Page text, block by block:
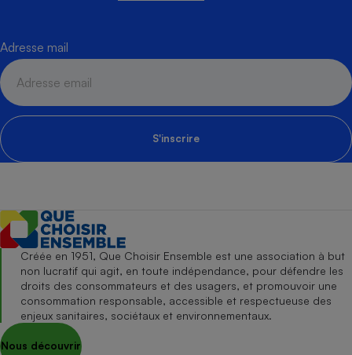
Adresse mail
S'inscrire
Créée en 1951, Que Choisir Ensemble est une association à but
non lucratif qui agit, en toute indépendance, pour défendre les
droits des consommateurs et des usagers, et promouvoir une
consommation responsable, accessible et respectueuse des
enjeux sanitaires, sociétaux et environnementaux.
Nous découvrir